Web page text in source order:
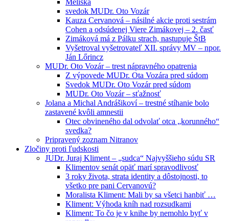
svedok MUDr. Oto Vozár
Kauza Cervanová – násilné akcie proti sestrám
Cohen a odsúdenej Viere Zimákovej – 2. časť
Zimáková má z Pálku strach, nastupuje ŠtB
Vyšetroval vyšetrovateľ XII. správy MV – npor.
Ján Lőrincz
MUDr. Oto Vozár – trest nápravného opatrenia
Z výpovede MUDr. Ota Vozára pred súdom
Svedok MUDr. Oto Vozár pred súdom
MUDr. Oto Vozár – sťažnosť
Jolana a Michal Andrášikoví – trestné stíhanie bolo
zastavené kvôli amnestii
Otec obvineného dal odvolať otca „korunného“
svedka?
Pripravený zoznam Nitranov
Zločiny proti ľudskosti
JUDr. Juraj Kliment – „sudca“ Najvyššieho súdu SR
Klimentov senát opäť marí spravodlivosť
3 roky života, strata identity a dôstojnosti, to
všetko pre pani Cervanovú?
Moralista Kliment: Mali by sa všetci hanbiť …
Kliment: Výhoda kníh nad rozsudkami
Kliment: To čo je v knihe by nemohlo byť v